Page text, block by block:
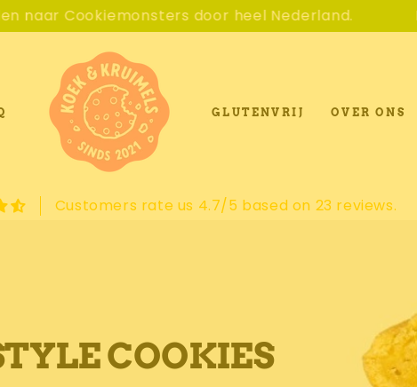
door heel Nederland. De lekkerste vegan NY
GLUTENVRIJ OVER ONS
Customers rate us 4.7/5 based on 23 reviews.